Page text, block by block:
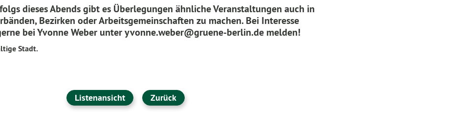
dieses Abends gibt es Überlegungen ähnliche Veranstaltungen auch in
Bezirken oder Arbeitsgemeinschaften zu machen. Bei Interesse
bei Yvonne Weber unter yvonne.weber@gruene-berlin.de melden!
Stadt.
Listenansicht Zurück